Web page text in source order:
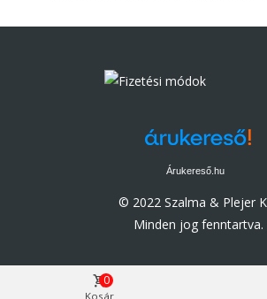
Árukereső.hu
© 2022 Szalma & Plejer
Minden jog fenntartva.
Kosár
0